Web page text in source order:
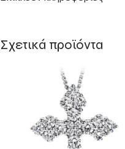
Σχετικά προϊόντα